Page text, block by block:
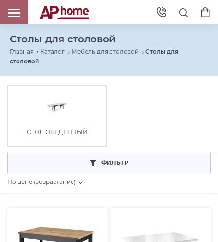
Столы для столовой
Главная Каталог Мебель для столовой
Столы для
столовой
СТОЛ ОБЕДЕННЫЙ
ФИЛЬТР
По цене (возрастание)
От